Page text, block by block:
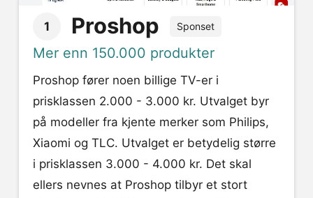
1 Proshop Sponset
Mer enn 150.000 produkter
Proshop fører noen billige TV-er i
prisklassen 2.000 - 3.000 kr. Utvalget byr
på modeller fra kjente merker som Philips,
Xiaomi og TLC. Utvalget er betydelig større
i prisklassen 3.000 - 4.000 kr. Det skal
ellers nevnes at Proshop tilbyr et stort